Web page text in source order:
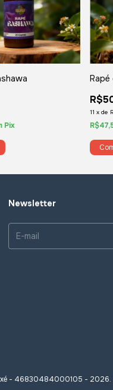
Pix
Rapé
11 xde
Newsletter
- 46830484000105 - 2026.